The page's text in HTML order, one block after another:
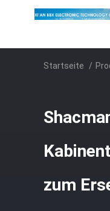
Startseite /
zum